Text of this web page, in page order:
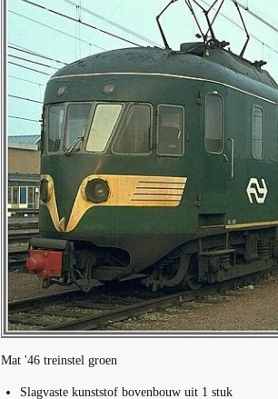
Mat '46 treinstel groen
Slagvaste kunststof bovenbouw uit 1 stuk